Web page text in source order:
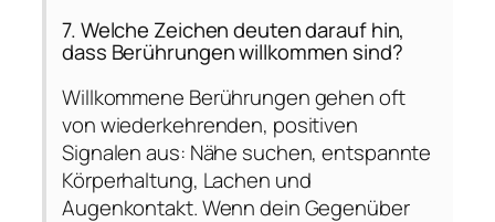
7. Welche Zeichen deuten darauf hin,
dass Berührungen willkommen sind?
Willkommene Berührungen gehen oft
von wiederkehrenden, positiven
Signalen aus: Nähe suchen, entspannte
Körperhaltung, Lachen und
Augenkontakt. Wenn dein Gegenüber